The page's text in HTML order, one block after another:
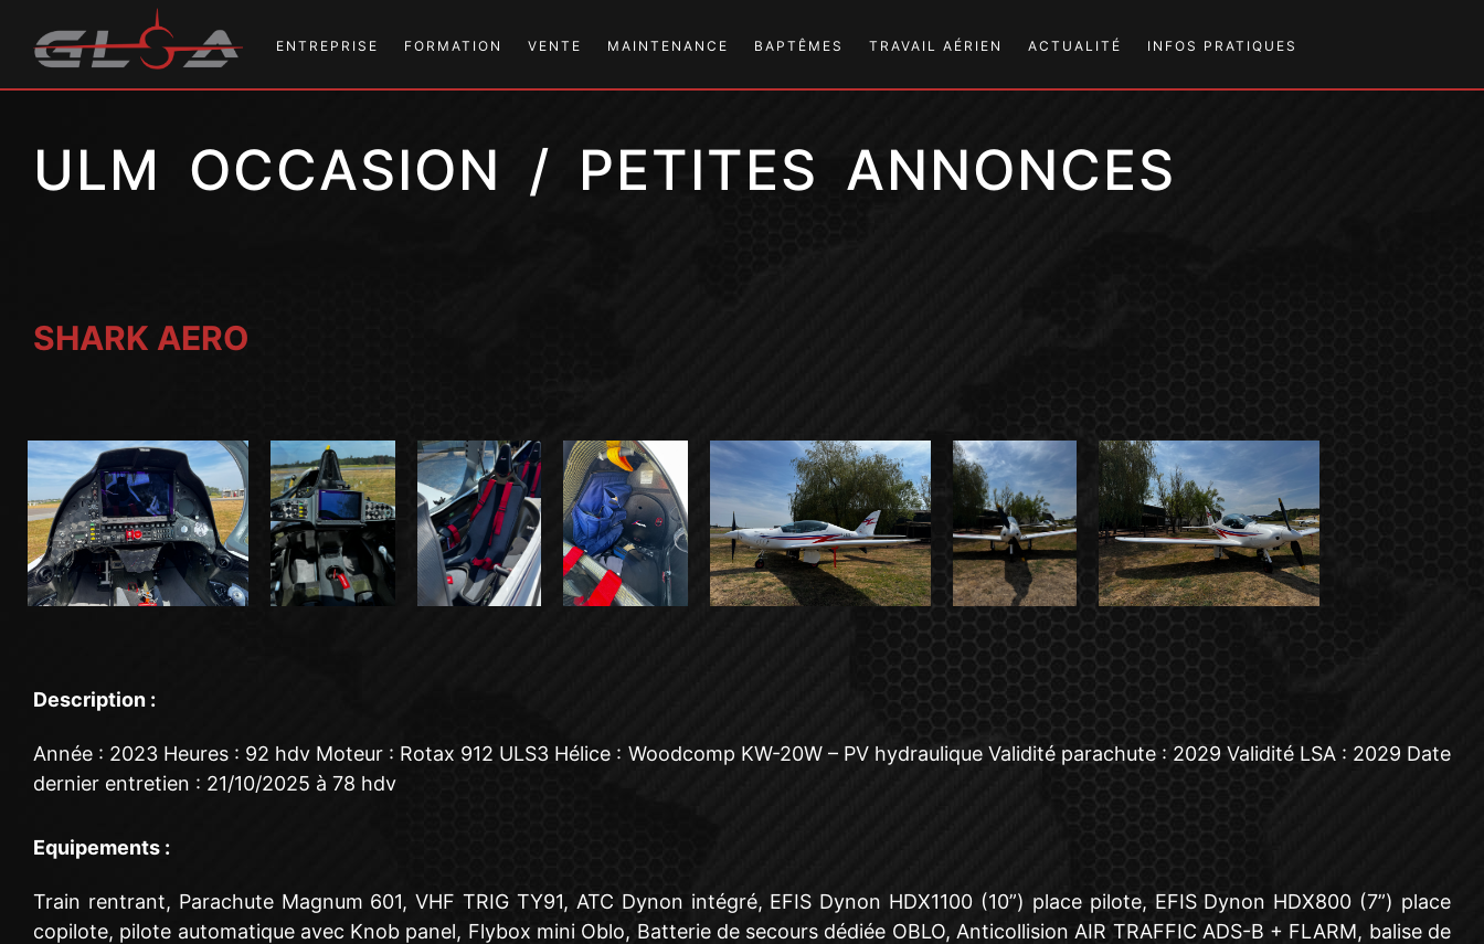
ENTREPRISE
ÉQUIPE
LOCAUX
FORMATION
EXAMEN THÉORIQUE
STAGE ACCOMPAGNANT
DNC
VENTE
EKOLOT TOPAZ
AEROPILOT LEGEND 600
ULTRALIGHT STAMPE
SV4-RS
DTA
OCCASIONS
MAINTENANCE
RÉPARATION
AVIONIQUE
BAPTÊMES TRAVAIL AÉRIEN ACTUALITÉ
PRESSE
INFOS PRATIQUES
NOUS RENDRE VISITE
LIENS UTILES
ULM OCCASION / PETITES ANNONCES
SHARK AERO
Description :
Année : 2023 Heures : 92 hdv Moteur : Rotax 912 ULS3 Hélice : Woodcomp KW-20W – PV hydraulique Validité parachute : 2029 Validité LSA : 2029 Date
dernier entretien : 21/10/2025 à 78 hdv
Equipements :
Train rentrant, Parachute Magnum 601, VHF TRIG TY91, ATC Dynon intégré, EFIS Dynon HDX1100 (10”) place pilote, EFIS Dynon HDX800 (7”) place
copilote, pilote automatique avec Knob panel, Flybox mini Oblo, Batterie de secours dédiée OBLO, Anticollision AIR TRAFFIC ADS-B + FLARM, balise de